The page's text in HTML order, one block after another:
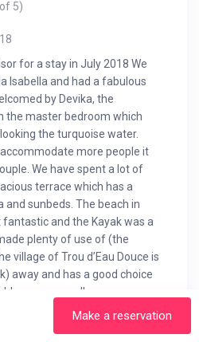
5)
for a stay in July 2018 We
Isabella and had a fabulous
by Devika, the
the master bedroom which
the turquoise water.
more people it
We have spent a lot of
terrace which has a
and sunbeds. The beach in
and the Kayak was a
plenty of use of (the
village of Trou d’Eau Douce is
away and has a good choice
recommend!
Make a reservation